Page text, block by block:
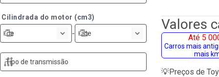
Cilindrada do motor (cm3)
de - ate
Tipo de transmissão
Valores
Até 5
Carros mais
mais
💡Preços de